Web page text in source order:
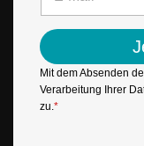
a
i
l
*
M
a
i
l
*
Mit dem Absenden
Verarbeitung Ihrer
zu.*